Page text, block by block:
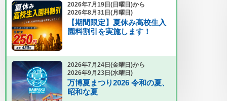
2026年7月19日(日曜日)から
2026年8月31日(月曜日)
【期間限定】夏休み高校生入
園料割引を実施します！
2026年7月24日(金曜日)から
2026年9月23日(水曜日)
万博夏まつり2026 令和の夏、
昭和な夏